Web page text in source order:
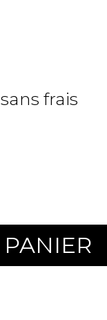
frais